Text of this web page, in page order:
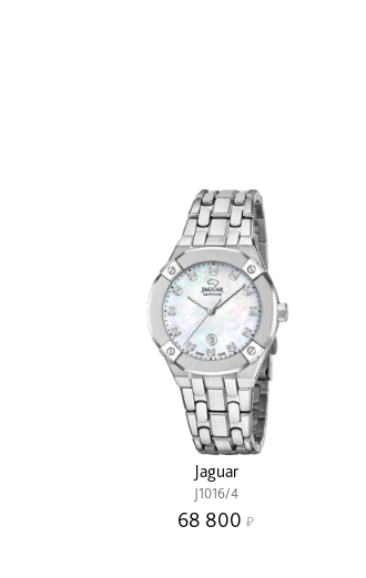
Jaguar
J1016/4
68 800